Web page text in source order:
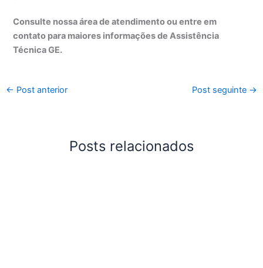
Consulte nossa área de atendimento ou entre em
contato para maiores informações de Assistência
Técnica GE.
← Post anterior Post seguinte →
Posts relacionados